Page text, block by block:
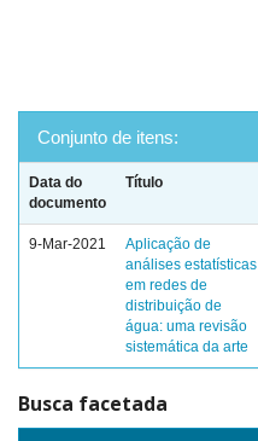
Conjunto de itens:
Data do
documento
Título
9-Mar-2021
Aplicação de
análises estatísticas
em redes de
distribuição de
água: uma revisão
sistemática da arte
Busca facetada